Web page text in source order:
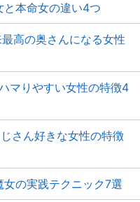
本命女の違い4つ
高の奥さんになる女性
マりやすい女性の特徴4
さん好きな女性の特徴
の実践テクニック7選